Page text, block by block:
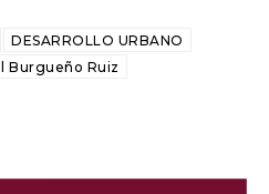
DESARROLLO URBANO
Burgueño Ruiz